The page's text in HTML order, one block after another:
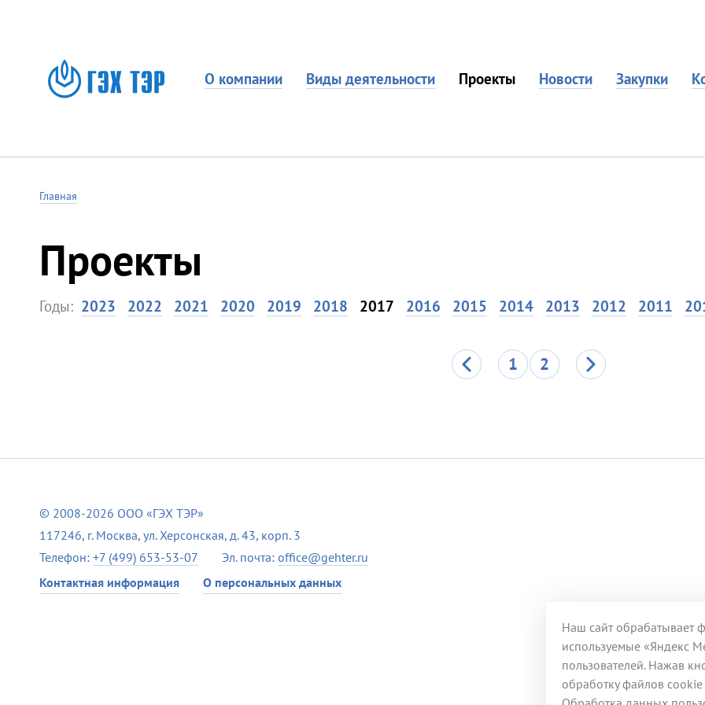
О компании Виды деятельности Проекты Новости Закупки
Главная
Проекты
Годы: 2023 2022 2021 2020 2019 2018 2017 2016 2015 2014 2013 2012 2011
1 2
© 2008-2026 ООО «ГЭХ ТЭР»
117246, г. Москва, ул. Херсонская, д. 43, корп. 3
Телефон: +7 (499) 653-53-07 Эл. почта: office@gehter.ru
Контактная информация
О персональных данных
Наш сайт обрабатывает
используемые «Яндекс
пользователей. Нажав
обработку файлов